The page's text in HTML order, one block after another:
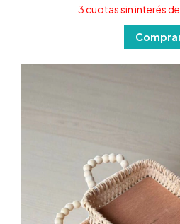
3cuotas sin interés de